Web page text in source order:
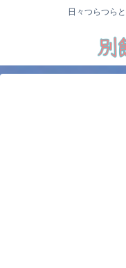
日々つらつら